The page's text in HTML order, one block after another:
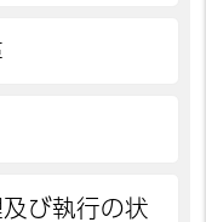
び執行の状